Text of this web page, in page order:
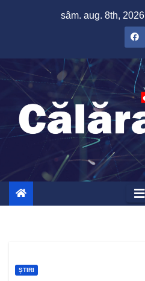
sâm. aug. 8th, 2026
ȘTIRI